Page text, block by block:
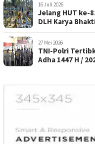
16 Juli 2026
Jelang HUT ke-
DLH Karya
27 Mei 2026
TNI-Polri
Adha 1447 H /